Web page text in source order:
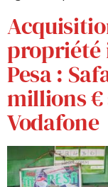
propriété
Pesa :
millions €
Vodafone